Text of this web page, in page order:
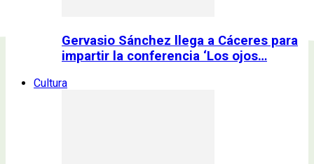
Gervasio Sánchez llega a Cáceres para
impartir la conferencia ‘Los ojos…
Cultura